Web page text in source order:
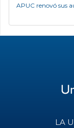
APUC renovó sus
LA